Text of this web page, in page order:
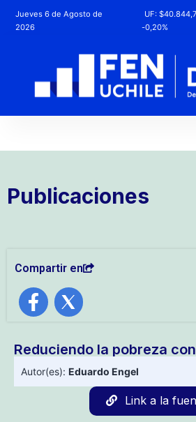
Jueves 6 de Agosto de
2026
UF:
-0,20%
Publicaciones
Compartir en
Reduciendo la pobreza
Autor(es): Eduardo Engel
Link a la